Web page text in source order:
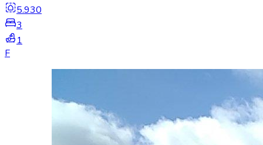
5.930
3
1
F